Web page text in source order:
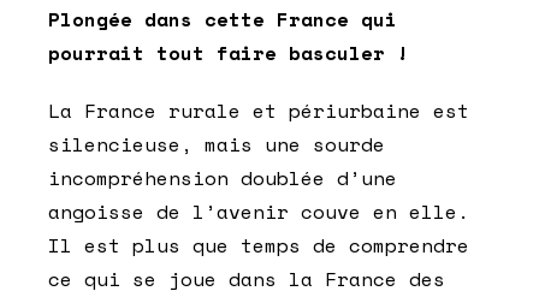
Plongée dans cette France qui
pourrait tout faire basculer !
La France rurale et périurbaine est
silencieuse, mais une sourde
incompréhension doublée d’une
angoisse de l’avenir couve en elle.
Il est plus que temps de comprendre
ce qui se joue dans la France des